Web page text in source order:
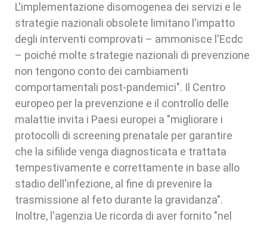
L'implementazione disomogenea dei servizi e le
strategie nazionali obsolete limitano l'impatto
degli interventi comprovati – ammonisce l'Ecdc
– poiché molte strategie nazionali di prevenzione
non tengono conto dei cambiamenti
comportamentali post-pandemici". Il Centro
europeo per la prevenzione e il controllo delle
malattie invita i Paesi europei a "migliorare i
protocolli di screening prenatale per garantire
che la sifilide venga diagnosticata e trattata
tempestivamente e correttamente in base allo
stadio dell'infezione, al fine di prevenire la
trasmissione al feto durante la gravidanza".
Inoltre, l'agenzia Ue ricorda di aver fornito "nel